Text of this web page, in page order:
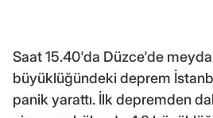
Saat 15.40'da Düzce'de
büyüklüğündeki deprem
panik yarattı. İlk depremden